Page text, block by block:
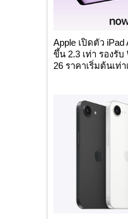
Apple เปิดตัว
ขึ้น 2.3 เท่า รองรับ
26 ราคาเริ่มต้นเท่า